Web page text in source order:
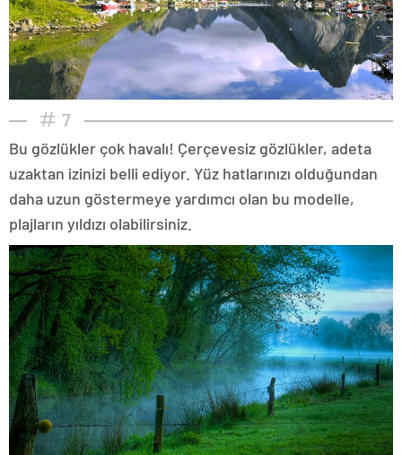
7
Bu gözlükler çok havalı! Çerçevesiz gözlükler, adeta
uzaktan izinizi belli ediyor. Yüz hatlarınızı olduğundan
daha uzun göstermeye yardımcı olan bu modelle,
plajların yıldızı olabilirsiniz.